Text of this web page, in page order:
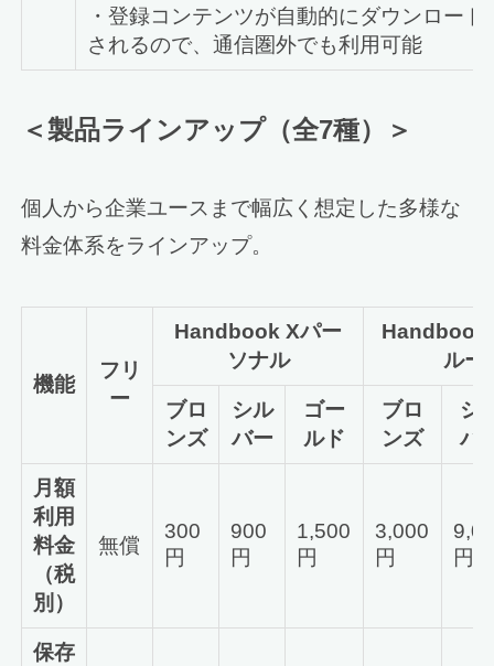
・登録コンテンツが自動的にダウンロード
されるので、通信圏外でも利用可能
＜製品ラインアップ（全7種）＞
個人から企業ユースまで幅広く想定した多様な
料金体系をラインアップ。
機能
フリ
ー
Handbook Xパー
ソナル
Handbook
ルー
ブロ
ンズ
シル
バー
ゴー
ルド
ブロ
ンズ
シ
バ
月額
利用
料金
（税
別）
無償
300
円
900
円
1,500
円
3,000
円
円
保存